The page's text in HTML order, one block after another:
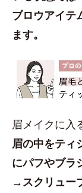
ブロウアイテ
ます。
眉メイクに入
眉の中をティ
にパフやブラ
→スクリュー